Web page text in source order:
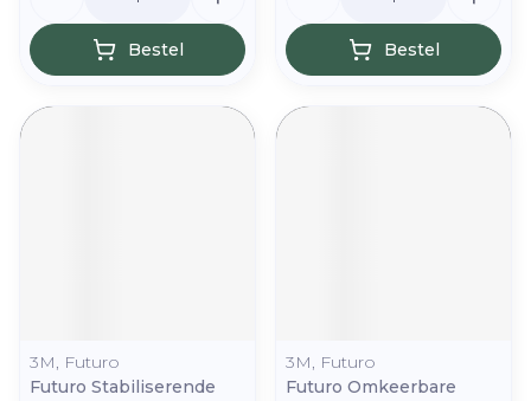
Bestel Bestel
3M, Futuro
Futuro Stabiliserende
3M, Futuro
Futuro Omkeerbare